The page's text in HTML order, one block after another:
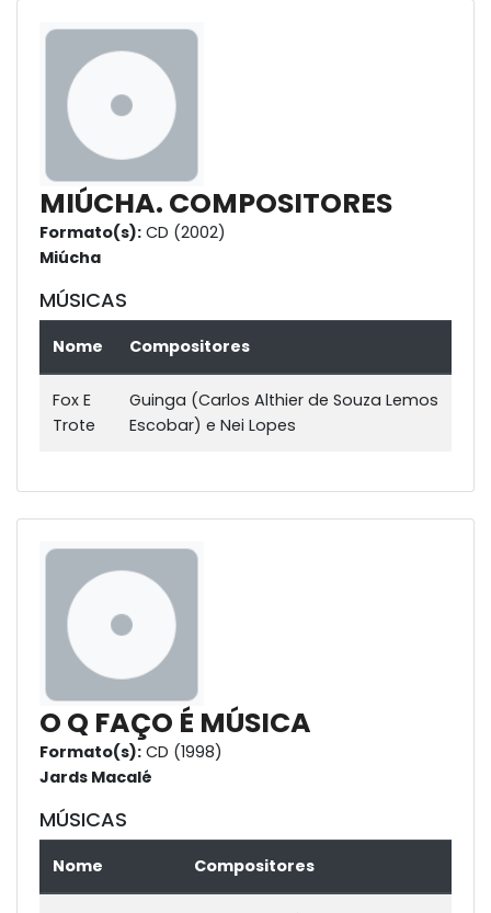
MIÚCHA. COMPOSITORES
Formato(s): CD (2002)
Miúcha
MÚSICAS
Nome Compositores
Fox E
Trote
Guinga (Carlos Althier de Souza Lemos
Escobar) e Nei Lopes
O Q FAÇO É MÚSICA
Formato(s): CD (1998)
Jards Macalé
MÚSICAS
Nome Compositores